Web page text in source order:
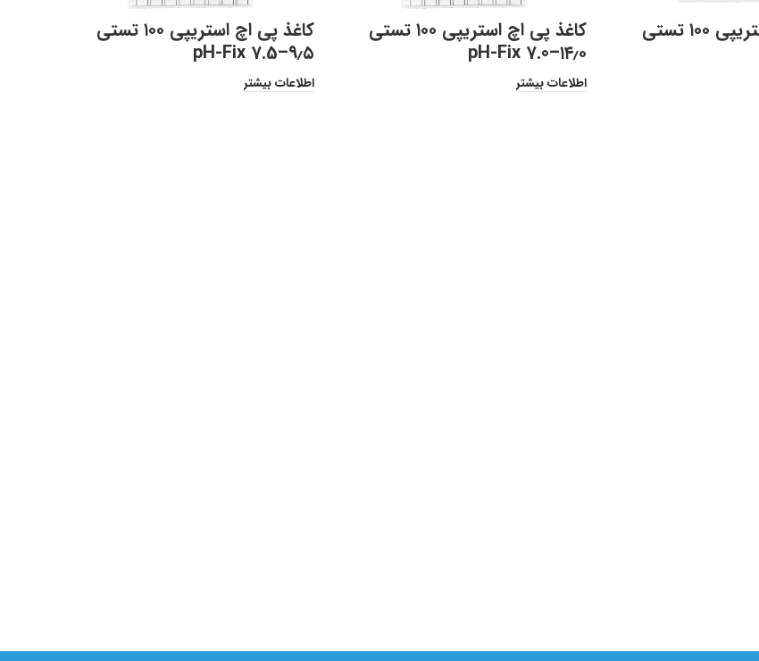
کاغذ پی اچ استریپی ۱۰۰ تستی
کاغذ پی اچ استریپی ۱۰۰ تستی
pH-Fix 7.0–۱۴٫۰
اطلاعات بیشتر
کاغذ پی اچ استریپی ۱۰۰ تستی
pH-Fix 7.5–۹٫۵
اطلاعات بیشتر